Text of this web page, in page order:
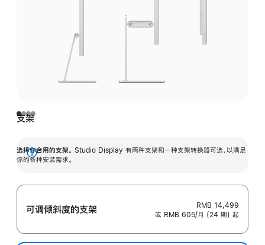
支架
选择你合用的支架。 Studio Display 有两种支架和一种支架转换器可选，以满足
你的各种安装需求。
展
可调倾斜度的支架
RMB 14,499
或 RMB 605/月 (24 期) 起